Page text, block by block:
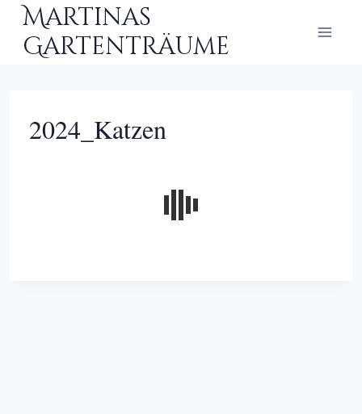
Zum
springen
Martinas
Gartenträume
2024_Katzen